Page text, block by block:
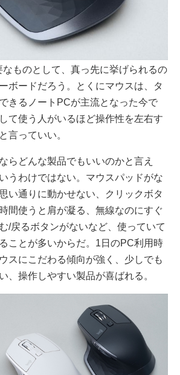
ものとして、真っ先に挙げられるの
ボードだろう。とくにマウスは、タ
きるノートPCが主流となった今で
て使う人がいるほど操作性を左右す
言っていい。
らどんな製品でもいいのかと言え
うわけではない。マウスパッドがな
い通りに動かせない、クリックボタ
間使うと肩が凝る、無線なのにすぐ
/戻るボタンがないなど、使っていて
ことが多いからだ。1日のPC利用時
スにこだわる傾向が強く、少しでも
、操作しやすい製品が喜ばれる。